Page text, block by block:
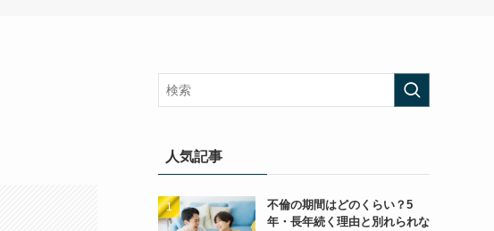
人気記事
不倫の期間はどのくらい？5
年・長年続く理由と別れられな